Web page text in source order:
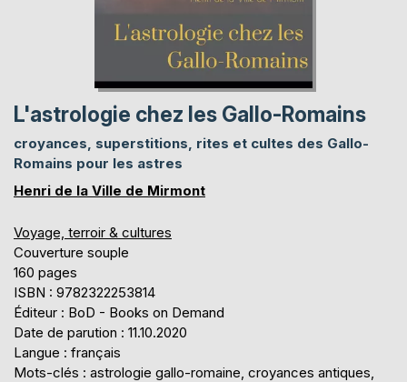
L'astrologie chez les Gallo-Romains
croyances, superstitions, rites et cultes des Gallo-
Romains pour les astres
Henri de la Ville de Mirmont
Voyage, terroir & cultures
Couverture souple
160 pages
ISBN : 9782322253814
Éditeur : BoD - Books on Demand
Date de parution : 11.10.2020
Langue : français
Mots-clés : astrologie gallo-romaine, croyances antiques,